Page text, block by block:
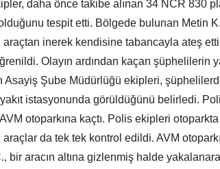
daha önce takibe alınan 34 NCR 830
tespit etti. Bölgede bulunan Metin
araçtan inerek kendisine tabancayla ateş
Olayın ardından kaçan şüphelilerin
Asayiş Şube Müdürlüğü ekipleri,
istasyonunda görüldüğünü belirledi.
otoparkına kaçtı. Polis ekipleri
araçlar da tek tek kontrol edildi. AVM
bir aracın altına gizlenmiş halde